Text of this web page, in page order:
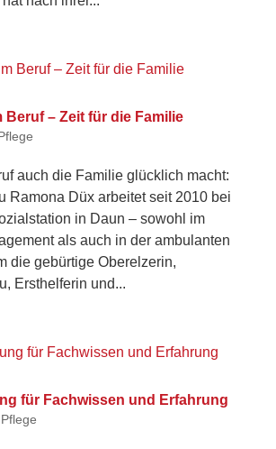
Beruf – Zeit für die Familie
auch die Familie glücklich macht:
Ramona Düx arbeitet seit 2010 bei
in Daun – sowohl im
als auch in der ambulanten
die gebürtige Oberelzerin,
Ersthelferin und...
für Fachwissen und Erfahrung
Pflege